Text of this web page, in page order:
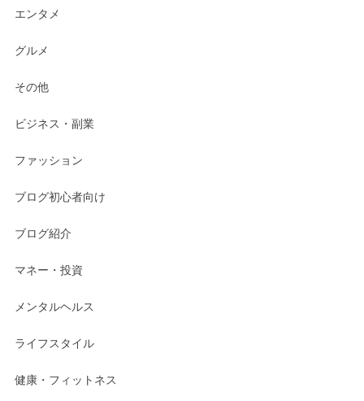
エンタメ
グルメ
その他
ビジネス・副業
ファッション
ブログ初心者向け
ブログ紹介
マネー・投資
メンタルヘルス
ライフスタイル
健康・フィットネス